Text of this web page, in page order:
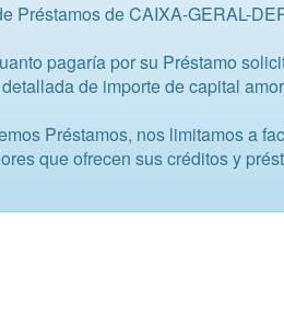
Préstamos de CAIXA-GERAL-
pagaría por su Préstamo
de importe de capital
Préstamos, nos limitamos a
que ofrecen sus créditos y